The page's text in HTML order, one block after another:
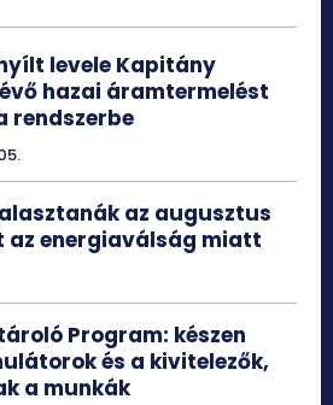
levele Kapitány
hazai áramtermelést
rendszerbe
az augusztus
az energiaválság miatt
Program: készen
és a kivitelezők,
a munkák